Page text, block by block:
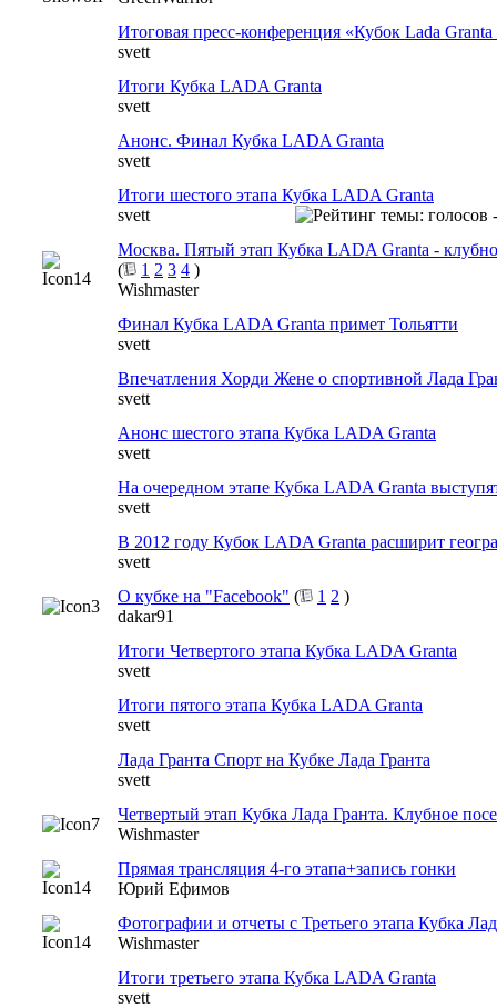
Итоговая пресс-конференция «Кубок Lada Granta
svett
Итоги Кубка LADA Granta
svett
Анонс. Финал Кубка LADA Granta
svett
Итоги шестого этапа Кубка LADA Granta
svett
Москва. Пятый этап Кубка LADA Granta -
(
1 2 3 4 )
Wishmaster
Финал Кубка LADA Granta примет Тольятти
svett
Впечатления Хорди Жене о спортивной Лада
svett
Анонс шестого этапа Кубка LADA Granta
svett
На очередном этапе Кубка LADA Granta
svett
В 2012 году Кубок LADA Granta расширит
svett
О кубке на "Facebook" ( 1 2 )
dakar91
Итоги Четвертого этапа Кубка LADA Granta
svett
Итоги пятого этапа Кубка LADA Granta
svett
Лада Гранта Спорт на Кубке Лада Гранта
svett
Четвертый этап Кубка Лада Гранта. Клубное
Wishmaster
Прямая трансляция 4-го этапа+запись гонки
Юрий Ефимов
Фотографии и отчеты с Третьего этапа Кубка
Wishmaster
Итоги третьего этапа Кубка LADA Granta
svett